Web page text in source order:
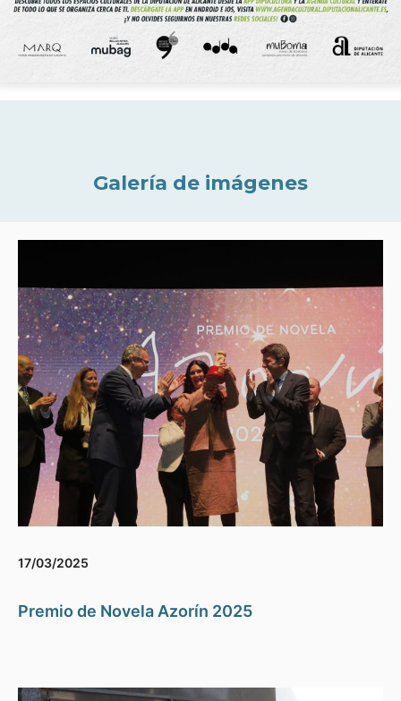
Galería de imágenes
17/03/2025
Premio de Novela Azorín 2025